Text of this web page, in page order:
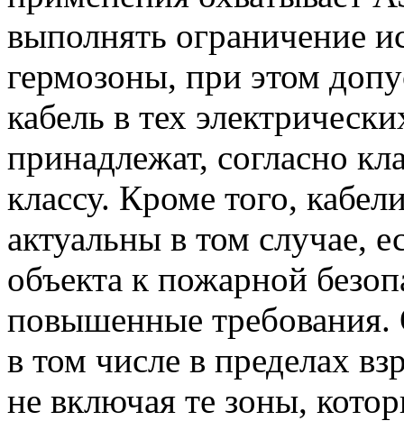
выполнять ограничение
гермозоны, при этом
кабель в тех
принадлежат, согласно
классу. Кроме того,
актуальны в том случае,
объекта к пожарной
повышенные
в том числе в пределах
не включая те зоны,